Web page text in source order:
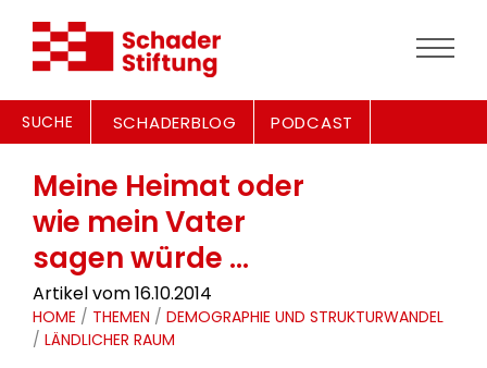
SUCHE SCHADERBLOG PODCAST
Meine Heimat oder
wie mein Vater
sagen würde ...
Artikel vom 16.10.2014
HOME / THEMEN / DEMOGRAPHIE UND STRUKTURWANDEL
/ LÄNDLICHER RAUM